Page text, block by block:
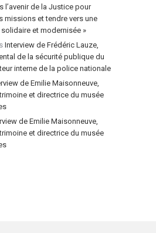
l’avenir de la Justice pour
missions et tendre vers une
et modernisée »
Interview de Frédéric Lauze,
de la sécurité publique du
interne de la police nationale
de Emilie Maisonneuve,
et directrice du musée
de Emilie Maisonneuve,
et directrice du musée